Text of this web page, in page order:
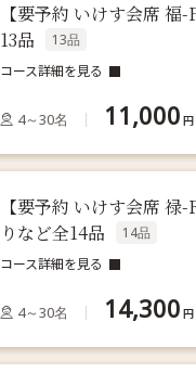
【要予約 いけす会席
13品
13品
コース詳細を見る
4～30名 11,000 円
【要予約 いけす会席
りなど全14品
14品
コース詳細を見る
4～30名 14,300 円